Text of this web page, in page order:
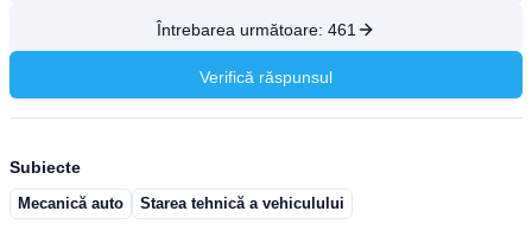
Întrebarea următoare: 461
Verifică răspunsul
Subiecte
Mecanică auto Starea tehnică a vehiculului